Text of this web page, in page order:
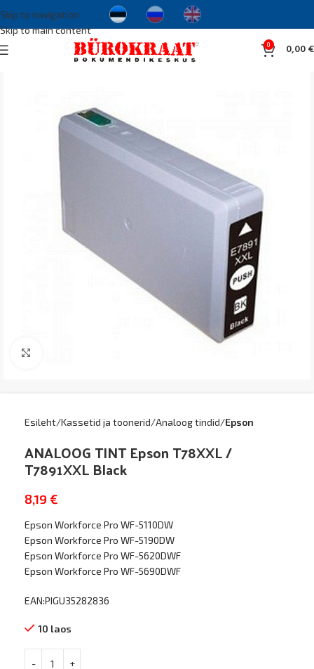
Skip to navigation
Skip to main content
0 0,00€
Esileht Kassetid ja toonerid Analoog tindid Epson
ANALOOG TINT Epson T78XXL /
T7891XXL Black
8,19 €
Epson Workforce Pro WF-5110DW
Epson Workforce Pro WF-5190DW
Epson Workforce Pro WF-5620DWF
Epson Workforce Pro WF-5690DWF
EAN:PIGU35282836
10 laos